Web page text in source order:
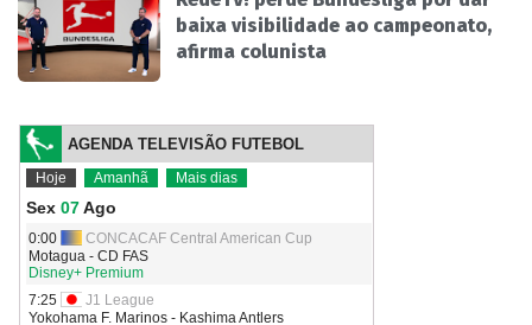
baixa visibilidade ao campeonato,
afirma colunista